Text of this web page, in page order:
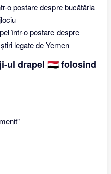
o postare despre bucătăria
într-o postare despre
legate de Yemen
ul drapel 🇾🇪 folosind